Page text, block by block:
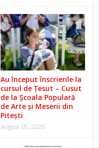
Au început înscrierile la
cursul de Țesut – Cusut
de la Școala Populară
de Arte și Meserii din
Pitești
august 05, 2026